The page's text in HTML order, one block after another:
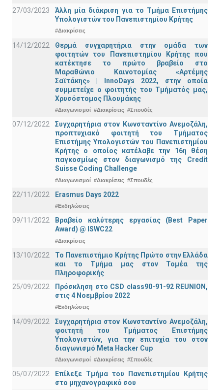
27/03/2023
Άλλη μία διάκριση για το Τμήμα Επιστήμης
Υπολογιστών του Πανεπιστημίου Κρήτης
#Διακρίσεις
14/12/2022
Θερμά συγχαρητήρια στην ομάδα των
φοιτητών του Πανεπιστημίου Κρήτης που
κατέκτησε το πρώτο βραβείο στο
Μαραθώνιο Καινοτομίας «Αρτέμης
Σαϊτάκης» | InnoDays 2022, στην οποία
συμμετείχε ο φοιτητής του Τμήματός μας,
Χρυσόστομος Πλουμάκης
#Διαγωνισμοί #Διακρίσεις #Σπουδές
07/12/2022
Συγχαρητήρια στον Κωνσταντίνο Ανεμοζάλη,
προπτυχιακό φοιτητή του Τμήματος
Επιστήμης Υπολογιστών του Πανεπιστημίου
Κρήτης ο οποίος κατέλαβε την 16η θέση
παγκοσμίως στον διαγωνισμό της Credit
Suisse Coding Challenge
#Διαγωνισμοί #Διακρίσεις #Σπουδές
22/11/2022 Erasmus Days 2022
#Εκδηλώσεις
09/11/2022
Βραβείο καλύτερης εργασίας (Best Paper
Award) @ ISWC22
#Διακρίσεις
13/10/2022
Το Πανεπιστήμιο Κρήτης Πρώτο στην Ελλάδα
και το Τμήμα μας στον Τομέα της
Πληροφορικής
25/09/2022
Πρόσκληση στο CSD class90-91-92 REUNION,
στις 4 Νοεμβρίου 2022
#Εκδηλώσεις
14/09/2022
Συγχαρητήρια στον Κωνσταντίνο Ανεμοζάλη,
φοιτητή του Τμήματος Επιστήμης
Υπολογιστών, για την επιτυχία του στον
διαγωνισμό Meta Hacker Cup
#Διαγωνισμοί #Διακρίσεις #Σπουδές
05/07/2022
Επίλεξε Τμήμα του Πανεπιστημίου Κρήτης
στο μηχανογραφικό σου